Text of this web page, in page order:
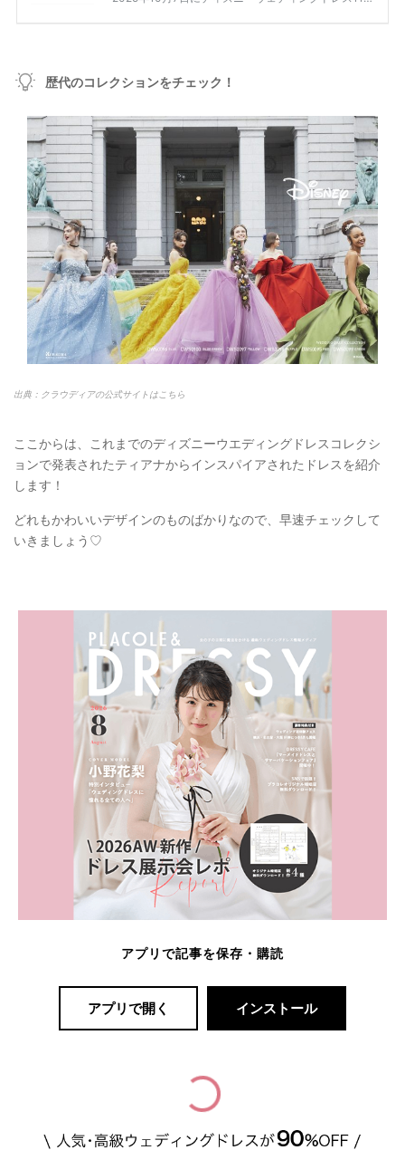
歴代のコレクションをチェック！
出典：クラウディアの公式サイトはこちら
ここからは、これまでのディズニーウエディングドレスコレクシ
ョンで発表されたティアナからインスパイアされたドレスを紹介
します！
どれもかわいいデザインのものばかりなので、早速チェックして
いきましょう♡
アプリで記事を保存・購読
アプリで開く インストール